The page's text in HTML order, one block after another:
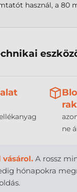
használ, a 80
ne
vásárol. A rossz
hónapokra